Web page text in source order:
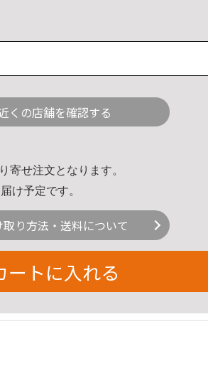
くの店舗を確認する
寄せ注文となります。
け予定です。
取り方法・送料について
ートに入れる